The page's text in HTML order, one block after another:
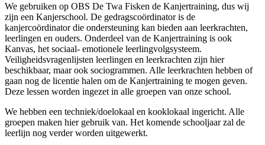
We gebruiken op OBS De Twa Fisken de Kanjertraining, dus wij
zijn een Kanjerschool. De gedragscoördinator is de
kanjercoördinator die ondersteuning kan bieden aan leerkrachten,
leerlingen en ouders. Onderdeel van de Kanjertraining is ook
Kanvas, het sociaal- emotionele leerlingvolgsysteem.
Veiligheidsvragenlijsten leerlingen en leerkrachten zijn hier
beschikbaar, maar ook sociogrammen. Alle leerkrachten hebben of
gaan nog de licentie halen om de Kanjertraining te mogen geven.
Deze lessen worden ingezet in alle groepen van onze school.
We hebben een techniek/doelokaal en kooklokaal ingericht. Alle
groepen maken hier gebruik van. Het komende schooljaar zal de
leerlijn nog verder worden uitgewerkt.